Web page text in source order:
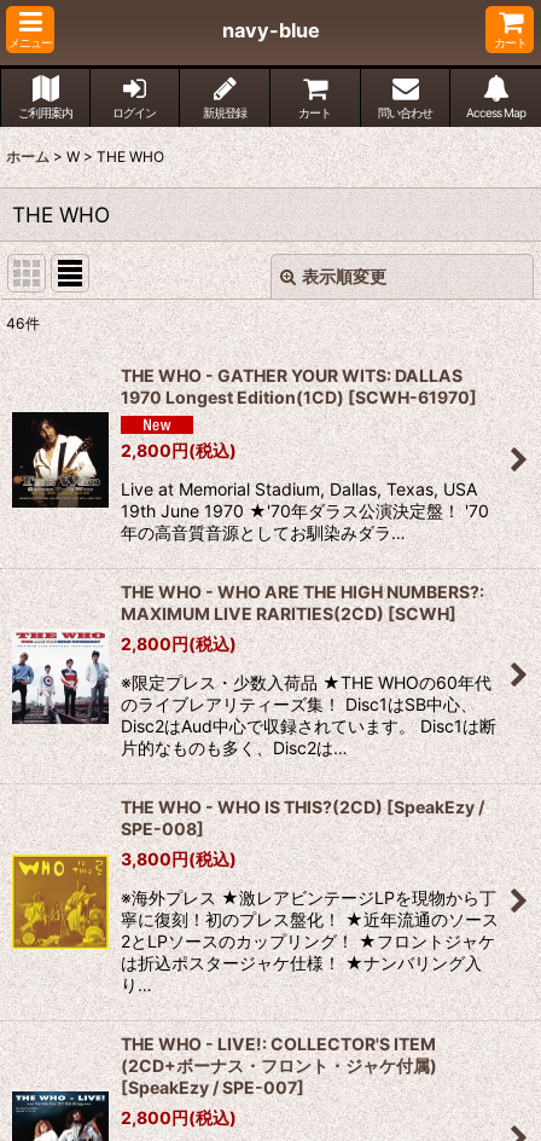
メニュー
navy-blue
カート
ご利用案内 ログイン 新規登録 カート 問い合わせ Access Map
ホーム > W > THE WHO
THE WHO
表示順変更
表示数:
並び順:
絞り込む
閉じる
46件
THE WHO - GATHER YOUR WITS: DALLAS
1970 Longest Edition(1CD) [SCWH-61970]
2,800円(税込)
Live at Memorial Stadium, Dallas, Texas, USA
19th June 1970 ★'70年ダラス公演決定盤！ '70
年の高音質音源としてお馴染みダラ…
THE WHO - WHO ARE THE HIGH NUMBERS?:
MAXIMUM LIVE RARITIES(2CD) [SCWH]
2,800円(税込)
※限定プレス・少数入荷品 ★THE WHOの60年代
のライブレアリティーズ集！ Disc1はSB中心、
Disc2はAud中心で収録されています。 Disc1は断
片的なものも多く、Disc2は…
THE WHO - WHO IS THIS?(2CD)[SpeakEzy /
SPE-008]
3,800円(税込)
※海外プレス ★激レアビンテージLPを現物から丁
寧に復刻！初のプレス盤化！ ★近年流通のソース
2とLPソースのカップリング！ ★フロントジャケ
は折込ポスタージャケ仕様！ ★ナンバリング入
り…
THE WHO - LIVE!: COLLECTOR'S ITEM
(2CD+ボーナス・フロント・ジャケ付属)
[SpeakEzy / SPE-007]
2,800円(税込)